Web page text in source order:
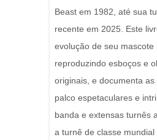
Beast em 1982, até sua
recente em 2025. Este
evolução de seu mascote
reproduzindo esboços e
originais, e documenta
palco espetaculares e
banda e extensas turnês
a turnê de classe mundial